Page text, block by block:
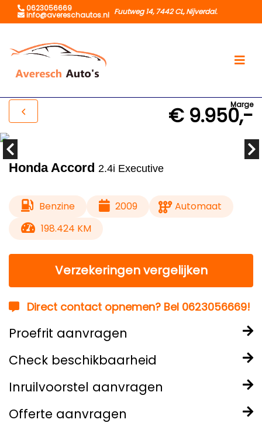
0623056669
info@avereschautos.nl Fuutweg 14, 7442 CL, Nijverdal.
Marge
€ 9.950,-
Honda Accord 2.4i Executive
Benzine 2009
Automaat
198.424 KM
Verzekeringen vergelijken
Direct contact opnemen? Bel 0623056669!
Proefrit aanvragen
Check beschikbaarheid
Inruilvoorstel aanvragen
Offerte aanvragen